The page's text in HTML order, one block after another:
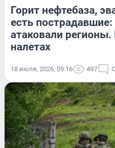
Горит нефтебаза,
есть
атаковали
налетах
18 июля, 2026, 09:16 497